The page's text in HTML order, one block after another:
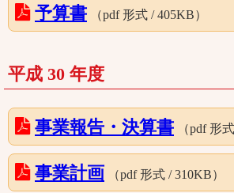
予算書 （pdf 形式 / 405KB）
平成 30 年度
事業報告・決算書 （pdf 形
事業計画 （pdf 形式 / 310KB）